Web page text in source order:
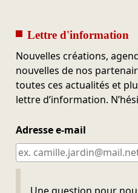
Lettre d'information
Nouvelles créations,
nouvelles de nos
toutes ces actualités et
lettre d’information.
Adresse e-mail
Ne pas remplir